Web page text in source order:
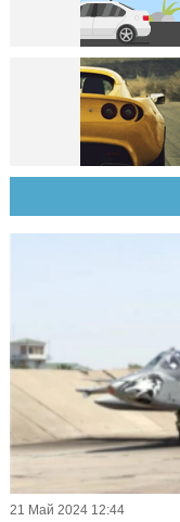
21 Май 2024 12:44